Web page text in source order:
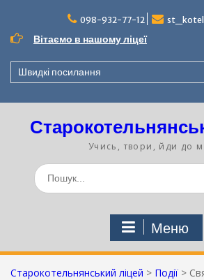
вмісту
098-932-77-12
Вітаємо в нашому ліцеї
Швидкі посилання
Учись, твори, йди до
Шукати:
Меню
Старокотельнянський ліцей > Події >